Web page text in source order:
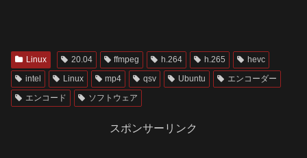
Linux 20.04 ffmpeg h.264 h.265
hevc
intel
Linux mp4 qsv Ubuntu
エンコーダー
エンコード
ソフトウェア
スポンサーリンク